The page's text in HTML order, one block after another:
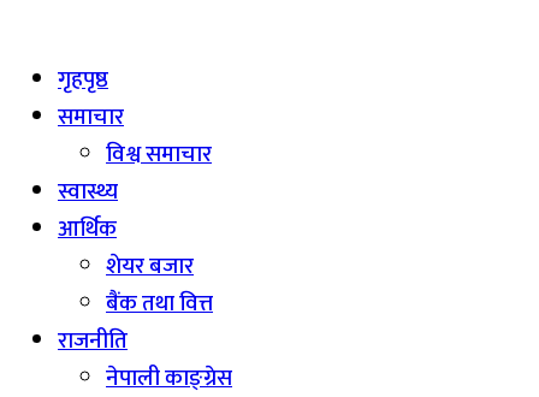
गृहपृष्ठ
समाचार
विश्व समाचार
स्वास्थ्य
आर्थिक
शेयर बजार
बैंक तथा वित्त
राजनीति
नेपाली काङ्ग्रेस